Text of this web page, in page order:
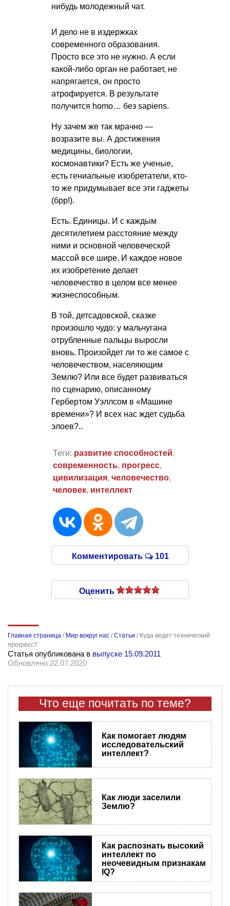
нибудь молодежный чат.
И дело не в издержках
современного образования.
Просто все это не нужно. А если
какой-либо орган не работает, не
напрягается, он просто
атрофируется. В результате
получится homo… без sapiens.
Ну зачем же так мрачно —
возразите вы. А достижения
медицины, биологии,
космонавтики? Есть же ученые,
есть гениальные изобретатели, кто-
то же придумывает все эти гаджеты
(брр!).
Есть. Единицы. И с каждым
десятилетием расстояние между
ними и основной человеческой
массой все шире. И каждое новое
их изобретение делает
человечество в целом все менее
жизнеспособным.
В той, детсадовской, сказке
произошло чудо: у мальчугана
отрубленные пальцы выросли
вновь. Произойдет ли то же самое с
человечеством, населяющим
Землю? Или все будет развиваться
по сценарию, описанному
Гербертом Уэллсом в «Машине
времени»? И всех нас ждет судьба
элоев?..
Теги: развитие способностей,
современность, прогресс,
цивилизация, человечество,
человек, интеллект
Комментировать 101
Оценить
Главная страница / Мир вокруг нас /Статьи / Куда ведет технический
прогресс?
Статья опубликована в выпуске 15.09.2011
Обновлено 22.07.2020
Что еще почитать по теме?
Как помогает людям
исследовательский
интеллект?
Как люди заселили
Землю?
Как распознать высокий
интеллект по
неочевидным признакам
IQ?